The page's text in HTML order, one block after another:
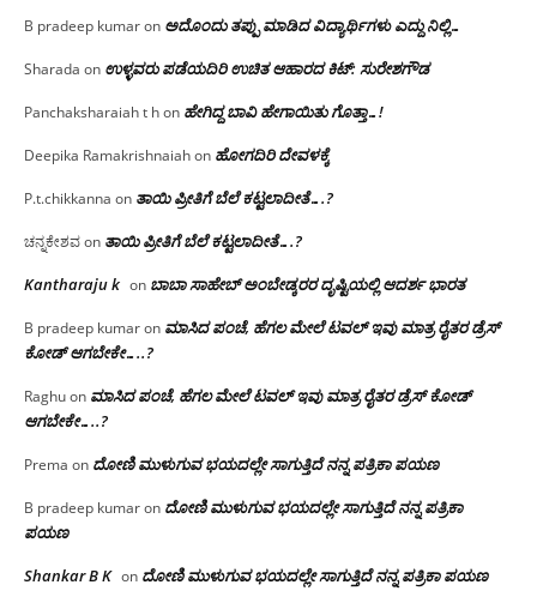
B pradeep kumaron ಅದೊಂದು ತಪ್ಪು ಮಾಡಿದ ವಿದ್ಯಾರ್ಥಿಗಳು ಎದ್ದು ನಿಲ್ಲಿ…
Sharada on ಉಳ್ಳವರು ಪಡೆಯದಿರಿ ಉಚಿತ ಆಹಾರದ ಕಿಟ್: ಸುರೇಶಗೌಡ
Panchaksharaiah t hon ಹೇಗಿದ್ದ ಬಾವಿ ಹೇಗಾಯಿತು ಗೊತ್ತಾ…!
Deepika Ramakrishnaiahon ಹೋಗದಿರಿ ದೇವಳಕ್ಕೆ
P.t.chikkanna on ತಾಯಿ ಪ್ರೀತಿಗೆ ಬೆಲೆ ಕಟ್ಟಲಾದೀತೆ….?
ಚನ್ನಕೇಶವon ತಾಯಿ ಪ್ರೀತಿಗೆ ಬೆಲೆ ಕಟ್ಟಲಾದೀತೆ….?
Kantharaju k on ಬಾಬಾ ಸಾಹೇಬ್ ಅಂಬೇಡ್ಕರರ ದೃಷ್ಟಿಯಲ್ಲಿ ಆದರ್ಶ ಭಾರತ
B pradeep kumaron ಮಾಸಿದ ಪಂಚೆ, ಹೆಗಲ ಮೇಲೆ ಟವಲ್‌ ಇವು ಮಾತ್ರ ರೈತರ ಡ್ರೆಸ್‌
ಕೋಡ್ ಆಗಬೇಕೇ…..?‌
Raghuon ಮಾಸಿದ ಪಂಚೆ, ಹೆಗಲ ಮೇಲೆ ಟವಲ್‌ ಇವು ಮಾತ್ರ ರೈತರ ಡ್ರೆಸ್‌ ಕೋಡ್
ಆಗಬೇಕೇ…..?‌
Prema on ದೋಣಿ ಮುಳುಗುವ ಭಯದಲ್ಲೇ ಸಾಗುತ್ತಿದೆ ನನ್ನ ಪತ್ರಿಕಾ ಪಯಣ
B pradeep kumaron ದೋಣಿ ಮುಳುಗುವ ಭಯದಲ್ಲೇ ಸಾಗುತ್ತಿದೆ ನನ್ನ ಪತ್ರಿಕಾ
ಪಯಣ
Shankar B K on ದೋಣಿ ಮುಳುಗುವ ಭಯದಲ್ಲೇ ಸಾಗುತ್ತಿದೆ ನನ್ನ ಪತ್ರಿಕಾ ಪಯಣ